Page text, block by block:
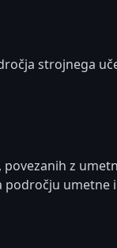
strojnega
z
področju umetne